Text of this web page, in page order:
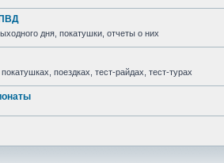
дня, покатушки, отчеты о них
поездках, тест-райдах, тест-турах